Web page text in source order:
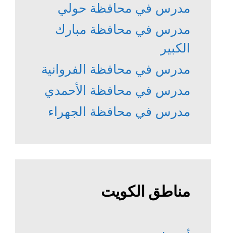
مدرس في محافظة حولي
مدرس في محافظة مبارك
الكبير
مدرس في محافظة الفروانية
مدرس في محافظة الأحمدي
مدرس في محافظة الجهراء
مناطق الكويت